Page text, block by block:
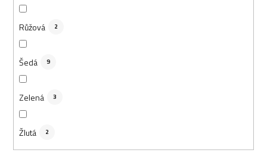
Růžová 2
Šedá 9
Zelená 3
Žlutá 2